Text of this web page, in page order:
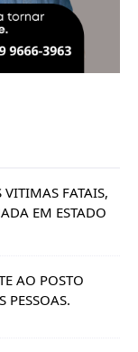
VITIMAS FATAIS,
EM ESTADO
AO POSTO
PESSOAS.